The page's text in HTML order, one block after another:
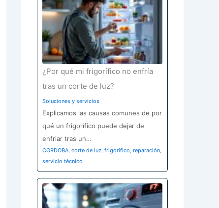
¿Por qué mi frigorífico no enfría
tras un corte de luz?
Soluciones y servicios
Explicamos las causas comunes de por
qué un frigorífico puede dejar de
enfriar tras un…
CORDOBA, corte de luz, frigorífico, reparación,
servicio técnico